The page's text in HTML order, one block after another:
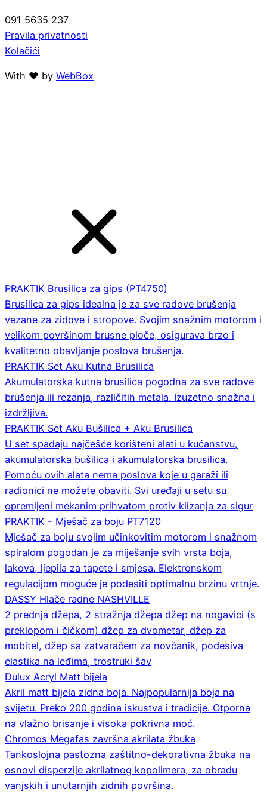
091 5635 237
Pravila privatnosti
Kolačići
With ❤ by WebBox
PRAKTIK Brusilica za gips (PT4750)
Brusilica za gips idealna je za sve radove brušenja
vezane za zidove i stropove. Svojim snažnim motorom i
velikom površinom brusne ploče, osigurava brzo i
kvalitetno obavljanje poslova brušenja.
PRAKTIK Set Aku Kutna Brusilica
Akumulatorska kutna brusilica pogodna za sve radove
brušenja ili rezanja, različitih metala. Izuzetno snažna i
izdržljiva.
PRAKTIK Set Aku Bušilica + Aku Brusilica
U set spadaju najčešće korišteni alati u kućanstvu,
akumulatorska bušilica i akumulatorska brusilica.
Pomoću ovih alata nema poslova koje u garaži ili
radionici ne možete obaviti. Svi uređaji u setu su
opremljeni mekanim prihvatom protiv klizanja za sigur
PRAKTIK - Mješač za boju PT7120
Mješač za boju svojim učinkovitim motorom i snažnom
spiralom pogodan je za miješanje svih vrsta boja,
lakova, ljepila za tapete i smjesa. Elektronskom
regulacijom moguće je podesiti optimalnu brzinu vrtnje.
DASSY Hlače radne NASHVILLE
2 prednja džepa, 2 stražnja džepa džep na nogavici (s
preklopom i čičkom) džep za dvometar, džep za
mobitel, džep sa zatvaračem za novčanik, podesiva
elastika na leđima, trostruki šav
Dulux Acryl Matt bijela
Akril matt bijela zidna boja. Najpopularnija boja na
svijetu. Preko 200 godina iskustva i tradicije. Otporna
na vlažno brisanje i visoka pokrivna moć.
Chromos Megafas završna akrilata žbuka
Tankoslojna pastozna zaštitno-dekorativna žbuka na
osnovi disperzije akrilatnog kopolimera, za obradu
vanjskih i unutarnjih zidnih površina.